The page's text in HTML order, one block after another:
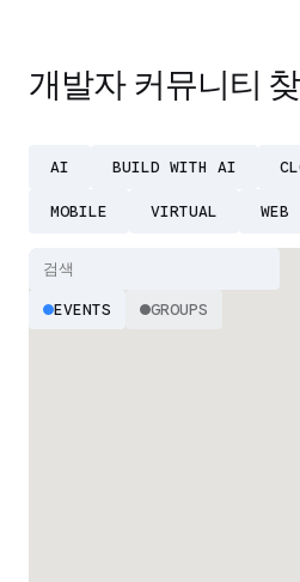
개발자 커뮤니티
AI BUILD WITH AI
MOBILE VIRTUAL WEB
EVENTS GROUPS